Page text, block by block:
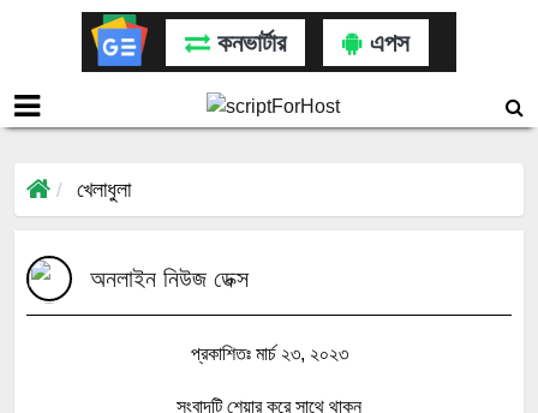
কনভার্টার এপস
খেলাধুলা
অনলাইন নিউজ ডেক্স
প্রকাশিতঃ মার্চ ২৩, ২০২৩
সংবাদটি শেয়ার করে সাথে থাকুন